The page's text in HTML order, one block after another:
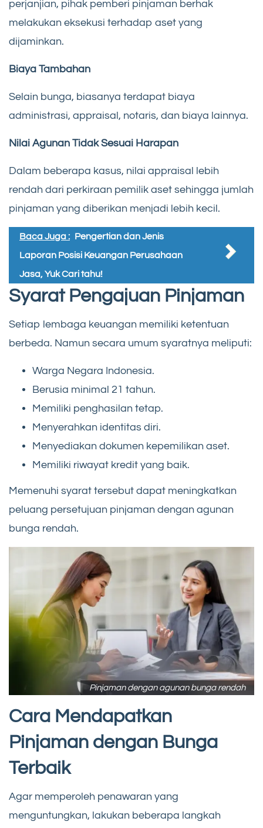
perjanjian, pihak pemberi pinjaman berhak
melakukan eksekusi terhadap aset yang
dijaminkan.
Biaya Tambahan
Selain bunga, biasanya terdapat biaya
administrasi, appraisal, notaris, dan biaya lainnya.
Nilai Agunan Tidak Sesuai Harapan
Dalam beberapa kasus, nilai appraisal lebih
rendah dari perkiraan pemilik aset sehingga jumlah
pinjaman yang diberikan menjadi lebih kecil.
Baca Juga : Pengertian dan Jenis
Laporan Posisi Keuangan Perusahaan
Jasa, Yuk Cari tahu!
Syarat Pengajuan Pinjaman
Setiap lembaga keuangan memiliki ketentuan
berbeda. Namun secara umum syaratnya meliputi:
Warga Negara Indonesia.
Berusia minimal 21 tahun.
Memiliki penghasilan tetap.
Menyerahkan identitas diri.
Menyediakan dokumen kepemilikan aset.
Memiliki riwayat kredit yang baik.
Memenuhi syarat tersebut dapat meningkatkan
peluang persetujuan pinjaman dengan agunan
bunga rendah.
Pinjaman dengan agunan bunga rendah
Cara Mendapatkan
Pinjaman dengan Bunga
Terbaik
Agar memperoleh penawaran yang
menguntungkan, lakukan beberapa langkah